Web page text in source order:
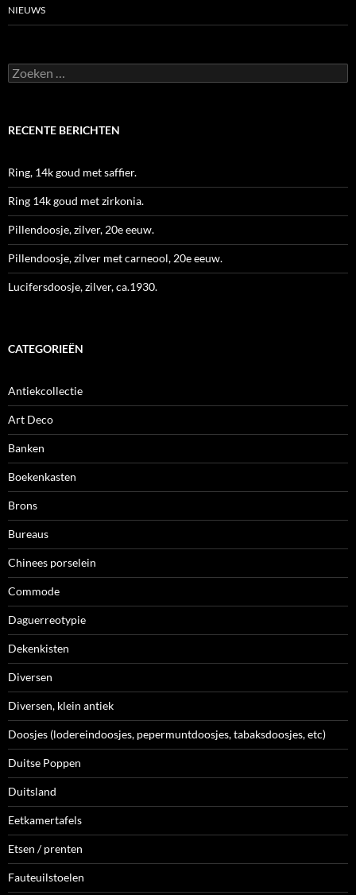
NIEUWS
Zoeken
naar:
RECENTE BERICHTEN
Ring, 14k goud met saffier.
Ring 14k goud met zirkonia.
Pillendoosje, zilver, 20e eeuw.
Pillendoosje, zilver met carneool, 20e eeuw.
Lucifersdoosje, zilver, ca.1930.
CATEGORIEËN
Antiekcollectie
Art Deco
Banken
Boekenkasten
Brons
Bureaus
Chinees porselein
Commode
Daguerreotypie
Dekenkisten
Diversen
Diversen, klein antiek
Doosjes (lodereindoosjes, pepermuntdoosjes, tabaksdoosjes, etc)
Duitse Poppen
Duitsland
Eetkamertafels
Etsen / prenten
Fauteuilstoelen